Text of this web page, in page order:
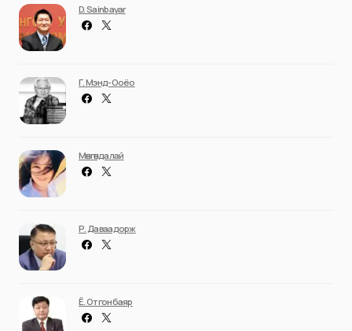
D. Sainbayar
Г. Мэнд-Ооёо
Мөнгөндалай
Р. Даваадорж
Ё. Отгонбаяр